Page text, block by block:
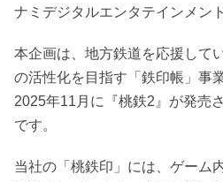
ナミデジタルエンタテインメン
本企画は、地方鉄道を応援して
の活性化を目指す「鉄印帳」事
2025年11月に『桃鉄2』が発売
です。
当社の「桃鉄印」には、ゲーム